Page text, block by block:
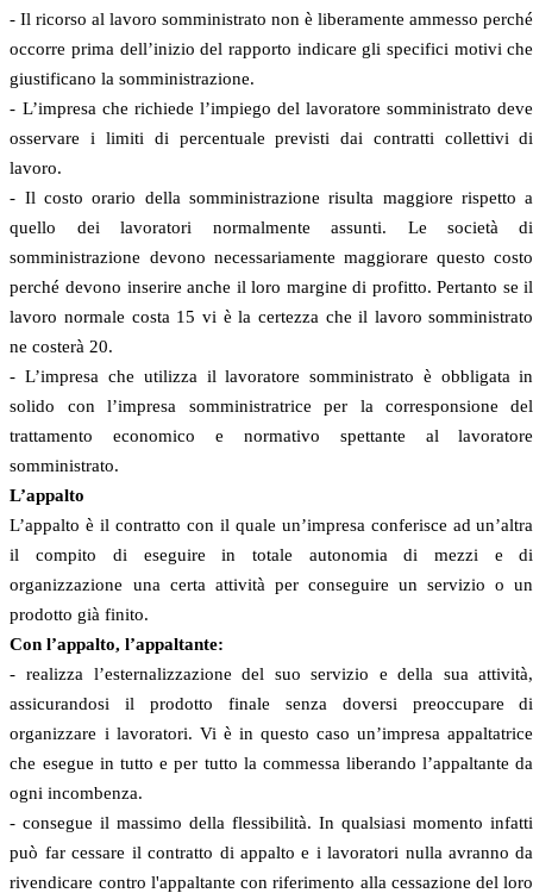
- Il ricorso al lavoro somministrato non è liberamente ammesso perché
occorre prima dell’inizio del rapporto indicare gli specifici motivi che
giustificano la somministrazione.
- L’impresa che richiede l’impiego del lavoratore somministrato deve
osservare i limiti di percentuale previsti dai contratti collettivi di
lavoro.
- Il costo orario della somministrazione risulta maggiore rispetto a
quello dei lavoratori normalmente assunti. Le società di
somministrazione devono necessariamente maggiorare questo costo
perché devono inserire anche il loro margine di profitto. Pertanto se il
lavoro normale costa 15 vi è la certezza che il lavoro somministrato
ne costerà 20.
- L’impresa che utilizza il lavoratore somministrato è obbligata in
solido con l’impresa somministratrice per la corresponsione del
trattamento economico e normativo spettante al lavoratore
somministrato.
L’appalto
L’appalto è il contratto con il quale un’impresa conferisce ad un’altra
il compito di eseguire in totale autonomia di mezzi e di
organizzazione una certa attività per conseguire un servizio o un
prodotto già finito.
Con l’appalto, l’appaltante:
- realizza l’esternalizzazione del suo servizio e della sua attività,
assicurandosi il prodotto finale senza doversi preoccupare di
organizzare i lavoratori. Vi è in questo caso un’impresa appaltatrice
che esegue in tutto e per tutto la commessa liberando l’appaltante da
ogni incombenza.
- consegue il massimo della flessibilità. In qualsiasi momento infatti
può far cessare il contratto di appalto e i lavoratori nulla avranno da
rivendicare contro l'appaltante con riferimento alla cessazione del loro